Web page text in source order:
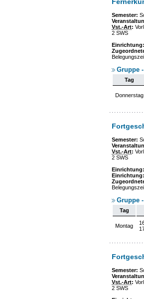
Semester:
Vst.-Art:
2 SWS
Einrichtung:
Gruppe -
Tag
Donnerstag
Semester:
Vst.-Art:
2 SWS
Einrichtung:
Einrichtung:
Gruppe -
Tag
Montag
Semester:
Vst.-Art:
2 SWS